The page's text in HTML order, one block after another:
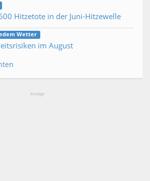
Hitzetote in der Juni-Hitzewelle
Wetter
im August
Anzeige